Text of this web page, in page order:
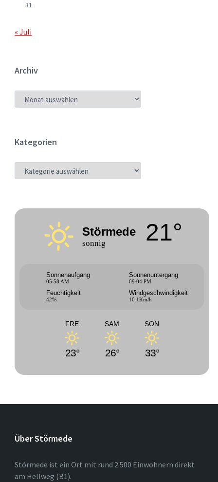
31
« Juli
Archiv
ARCHIV
Kategorien
KATEGORIEN
Störmede
sonnig 21°
Sonnenaufgang
05:58 AM
Sonnenuntergang
09:04 PM
Feuchtigkeit
42%
Windgeschwindigkeit
10.1Km/h
FRE
23°
SAM
26°
SON
33°
Über Störmede
Störmede ist ein Ort mit rund 2.500 Einwohnern direkt
am Hellweg (B1).